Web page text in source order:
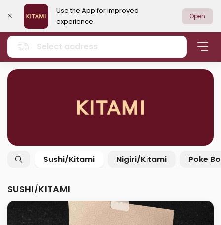
Use the App for improved
experience
Open
Select address
Sushi/Kitami Nigiri/Kitami Poke
SUSHI/KITAMI